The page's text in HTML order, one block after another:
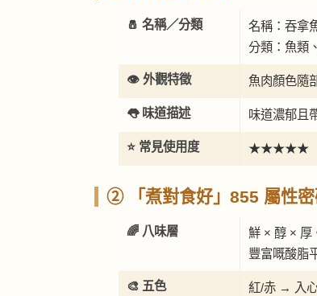
🧂 名稱／分類
名稱：吞拿
分類：魚類
👁️ 外觀特徵 魚肉顏色隨
👅 味道描述 味道濃郁且
⭐ 常見使用度 ★★★★★
② 「煮對食好」855 屬性
🌈 八味層
鮮 × 醇 × 厚
豐富嘅酸脂
🎨 五色 紅/赤 → 入